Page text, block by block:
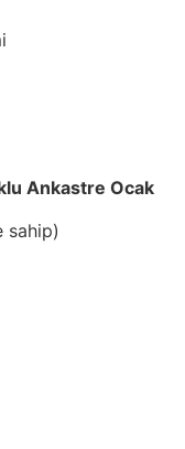
Ankastre Ocak
sahip)